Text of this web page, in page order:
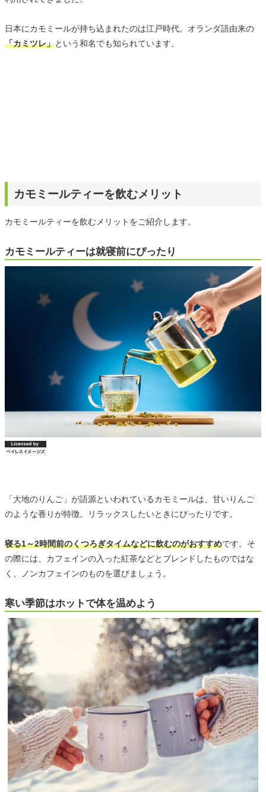
日本にカモミールが持ち込まれたのは江戸時代。オランダ語由来の
「カミツレ」という和名でも知られています。
カモミールティーを飲むメリット
カモミールティーを飲むメリットをご紹介します。
カモミールティーは就寝前にぴったり
「大地のりんご」が語源といわれているカモミールは、甘いりんご
のような香りが特徴。リラックスしたいときにぴったりです。
寝る1～2時間前のくつろぎタイムなどに飲むのがおすすめです。そ
の際には、カフェインの入った紅茶などとブレンドしたものではな
く、ノンカフェインのものを選びましょう。
寒い季節はホットで体を温めよう